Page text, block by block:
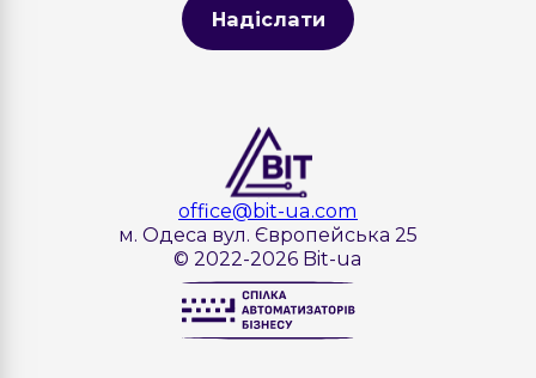
Надіслати
office@bit-ua.com
м. Одеса вул. Європейська 25
© 2022-2026 Bit-ua